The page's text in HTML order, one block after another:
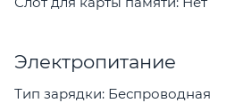
Электропитание
Тип зарядки: Беспроводная